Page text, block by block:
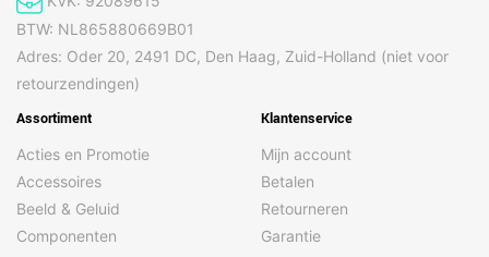
Prestatie
Draadloos opladen
Energie
Aantal uren
batterijduur per cyclus
52:16
BTW: NL865880669B01
Adres: Oder 20, 2491 DC, Den Haag, Zuid-Holland (niet voor
retourzendingen)
Assortiment
Acties en Promotie
Accessoires
Beeld & Geluid
Componenten
Klantenservice
Mijn account
Betalen
Retourneren
Garantie